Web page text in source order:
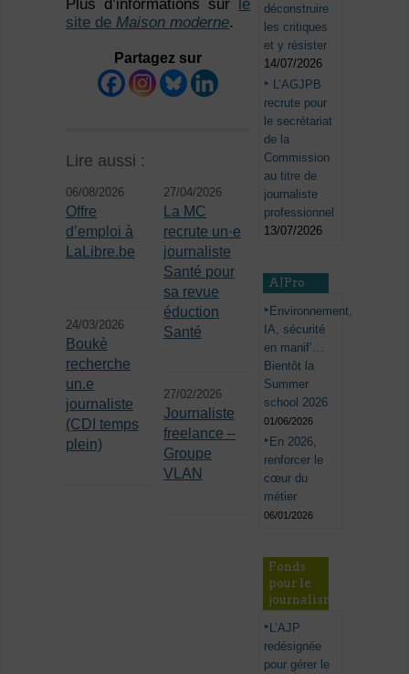
Plus d’informations sur
le
site de Maison moderne.
Partagez sur
Lire aussi :
06/08/2026
Offre
d’emploi à
LaLibre.be
27/04/2026
La MC
recrute un·e
journaliste
Santé pour
sa revue
éduction
Santé
24/03/2026
Boukè
recherche
un.e
journaliste
(CDI temps
plein)
27/02/2026
Journaliste
freelance –
Groupe
VLAN
déconstruire
les critiques
et y résister
14/07/2026
L’AGJPB
recrute pour
le secrétariat
de la
Commission
au titre de
journaliste
professionnel
13/07/2026
AJPro
Environnement,
IA, sécurité
en manif’…
Bientôt la
Summer
school 2026
01/06/2026
En 2026,
renforcer le
cœur du
métier
06/01/2026
Fonds
pour le
journalisme
L’AJP
redésignée
pour gérer le